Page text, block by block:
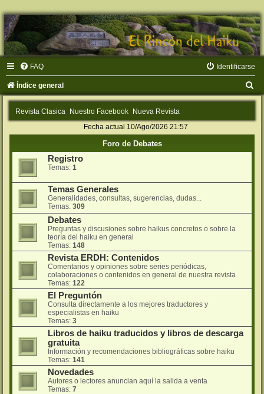
FAQ Identificarse
Índice general
u
Revista Clasica Nuestro Facebook Nueva Revista
Fecha actual 10/Ago/2026 21:57
Foro de Debates
Registro
Temas: 1
Temas Generales
Generalidades, consultas, sugerencias, dudas...
Temas: 309
Debates
Preguntas y discusiones sobre haikus concretos o sobre la
teorí­a del haiku en general
Temas: 148
Revista ERDH: Contenidos
Comentarios y opiniones sobre series periódicas,
colaboraciones o contenidos en general de nuestra revista
Temas: 122
El Preguntón
Consulta directamente a los mejores traductores y
especialistas en haiku
Temas: 3
Libros de haiku traducidos y libros de descarga
gratuita
Información y recomendaciones bibliográficas sobre haiku
Temas: 141
Novedades
Autores o lectores anuncian aquí la salida a venta
Temas: 7